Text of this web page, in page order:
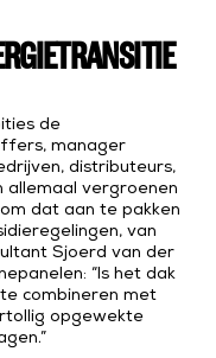
de
manager
distributeurs,
allemaal vergroenen
dat aan te pakken
van
Sjoerd van der
“Is het dak
combineren met
opgewekte